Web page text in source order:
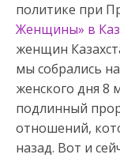
политике при
Женщины» в
женщин
мы собрались
женского дня 8
подлинный
отношений,
назад. Вот и